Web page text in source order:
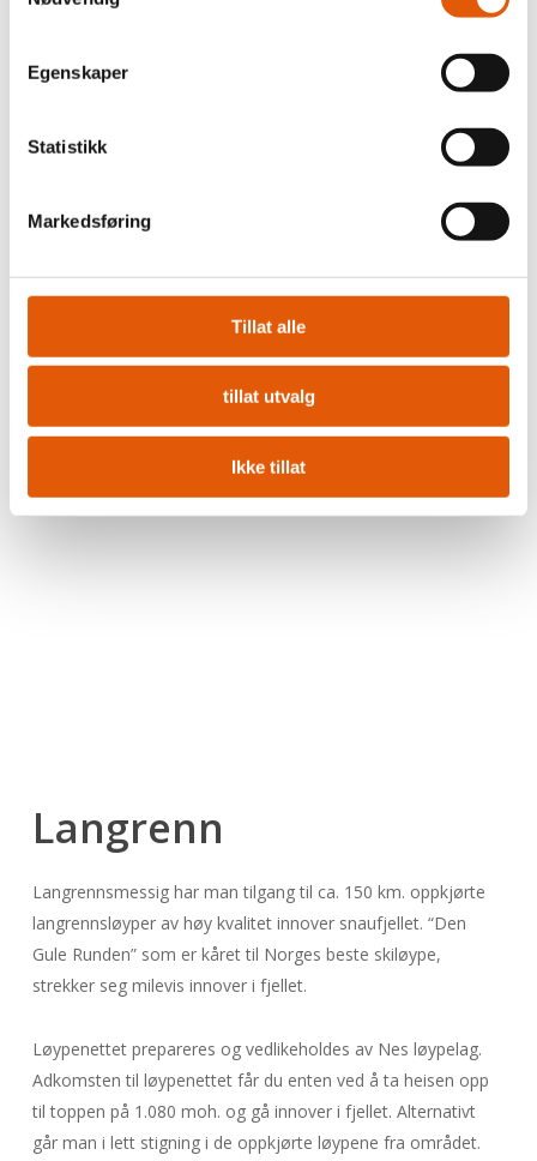
Egenskaper
Statistikk
Markedsføring
Tillat alle
tillat utvalg
Ikke tillat
Langrenn
Langrennsmessig har man tilgang til ca. 150 km. oppkjørte
langrennsløyper av høy kvalitet innover snaufjellet. “Den
Gule Runden” som er kåret til Norges beste skiløype,
strekker seg milevis innover i fjellet.
Løypenettet prepareres og vedlikeholdes av Nes løypelag.
Adkomsten til løypenettet får du enten ved å ta heisen opp
til toppen på 1.080 moh. og gå innover i fjellet. Alternativt
går man i lett stigning i de oppkjørte løypene fra området.